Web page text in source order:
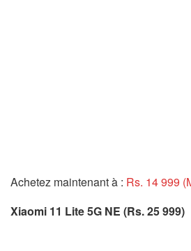
Achetez maintenant à : Rs. 14 999
Xiaomi 11 Lite 5G NE (Rs. 25 999)